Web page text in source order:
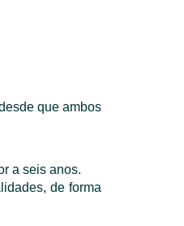
que ambos
a seis anos.
de forma